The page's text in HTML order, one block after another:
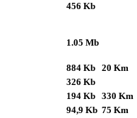
456 Kb
1.05 Mb
884 Kb 20 Km
326 Kb
194 Kb 330 Km
94,9 Kb 75 Km